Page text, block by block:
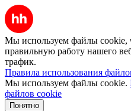
Мы используем файлы cookie,
правильную работу нашего
трафик.
Правила использования
Мы используем файлы cookie.
файлов cookie
Понятно